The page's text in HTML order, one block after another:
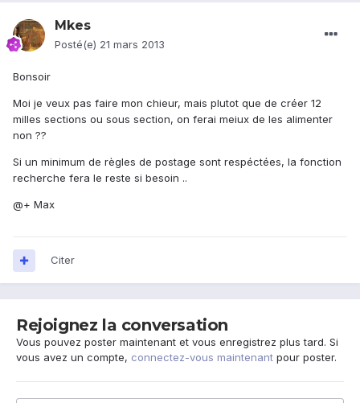
Mkes
Posté(e) 21 mars 2013
Bonsoir
Moi je veux pas faire mon chieur, mais plutot que de créer 12
milles sections ou sous section, on ferai meiux de les alimenter
non ??
Si un minimum de règles de postage sont respéctées, la fonction
recherche fera le reste si besoin ..
@+ Max
Citer
Rejoignez la conversation
Vous pouvez poster maintenant et vous enregistrez plus tard. Si
vous avez un compte, connectez-vous maintenant pour poster.